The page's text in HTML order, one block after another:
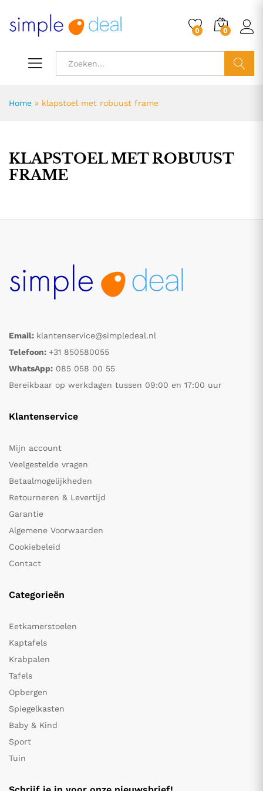
0 0
Home » klapstoel met robuust frame
KLAPSTOEL MET ROBUUST
FRAME
Email: klantenservice@simpledeal.nl
Telefoon: +31 850580055
WhatsApp: 085 058 00 55
Bereikbaar op werkdagen tussen 09:00 en 17:00 uur
Klantenservice
Mijn account
Veelgestelde vragen
Betaalmogelijkheden
Retourneren & Levertijd
Garantie
Algemene Voorwaarden
Cookiebeleid
Contact
Categorieën
Eetkamerstoelen
Kaptafels
Krabpalen
Tafels
Opbergen
Spiegelkasten
Baby & Kind
Sport
Tuin